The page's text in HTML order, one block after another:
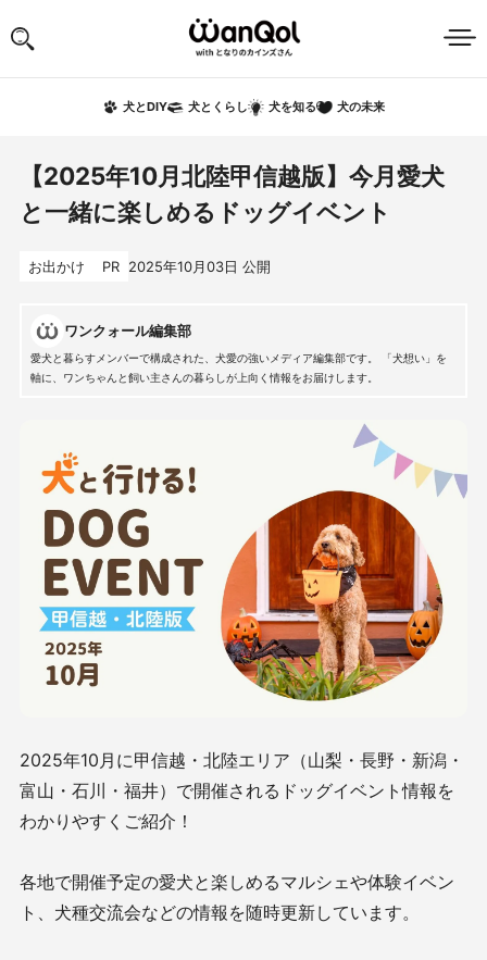
犬とDIY 犬とくらし 犬を知る 犬の未来
【2025年10月北陸甲信越版】今月愛犬
と一緒に楽しめるドッグイベント
お出かけ PR 2025年10月03日 公開
ワンクォール編集部
愛犬と暮らすメンバーで構成された、犬愛の強いメディア編集部です。 「犬想い」を
軸に、ワンちゃんと飼い主さんの暮らしが上向く情報をお届けします。
2025年10月に甲信越・北陸エリア（山梨・長野・新潟・
富山・石川・福井）で開催されるドッグイベント情報を
わかりやすくご紹介！
各地で開催予定の愛犬と楽しめるマルシェや体験イベン
ト、犬種交流会などの情報を随時更新しています。